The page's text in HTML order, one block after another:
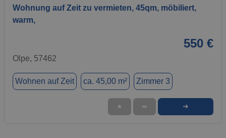
Wohnung auf Zeit zu vermieten, 45qm, möbiliert,
warm,
550 €
Olpe, 57462
Wohnen auf Zeit ca. 45,00 m² Zimmer 3
★ ➦ ➜